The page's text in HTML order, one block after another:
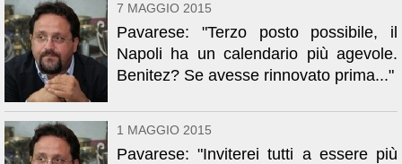
7 MAGGIO 2015
Pavarese: "Terzo posto possibile, il
Napoli ha un calendario più agevole.
Benitez? Se avesse rinnovato prima..."
1 MAGGIO 2015
Pavarese: "Inviterei tutti a essere più